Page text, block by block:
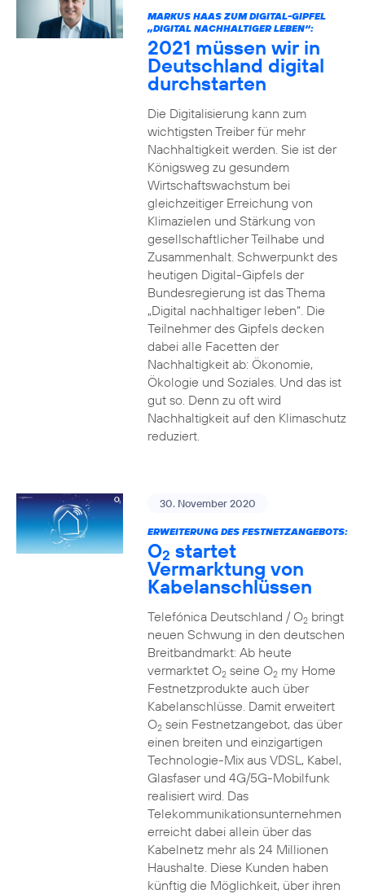
MARKUS HAAS ZUM DIGITAL-GIPFEL
„DIGITAL NACHHALTIGER LEBEN“:
2021 müssen wir in
Deutschland digital
durchstarten
Die Digitalisierung kann zum
wichtigsten Treiber für mehr
Nachhaltigkeit werden. Sie ist der
Königsweg zu gesundem
Wirtschaftswachstum bei
gleichzeitiger Erreichung von
Klimazielen und Stärkung von
gesellschaftlicher Teilhabe und
Zusammenhalt. Schwerpunkt des
heutigen Digital-Gipfels der
Bundesregierung ist das Thema
„Digital nachhaltiger leben“. Die
Teilnehmer des Gipfels decken
dabei alle Facetten der
Nachhaltigkeit ab: Ökonomie,
Ökologie und Soziales. Und das ist
gut so. Denn zu oft wird
Nachhaltigkeit auf den Klimaschutz
reduziert.
30. November 2020
ERWEITERUNG DES FESTNETZANGEBOTS:
O2 startet
Vermarktung von
Kabelanschlüssen
Telefónica Deutschland / O2bringt
neuen Schwung in den deutschen
Breitbandmarkt: Ab heute
vermarktet O2seine O2my Home
Festnetzprodukte auch über
Kabelanschlüsse. Damit erweitert
O2sein Festnetzangebot, das über
einen breiten und einzigartigen
Technologie-Mix aus VDSL, Kabel,
Glasfaser und 4G/5G-Mobilfunk
realisiert wird. Das
Telekommunikationsunternehmen
erreicht dabei allein über das
Kabelnetz mehr als 24 Millionen
Haushalte. Diese Kunden haben
künftig die Möglichkeit, über ihren